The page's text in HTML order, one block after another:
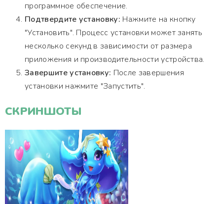
программное обеспечение.
Подтвердите установку: Нажмите на кнопку
"Установить". Процесс установки может занять
несколько секунд в зависимости от размера
приложения и производительности устройства.
Завершите установку: После завершения
установки нажмите "Запустить".
СКРИНШОТЫ